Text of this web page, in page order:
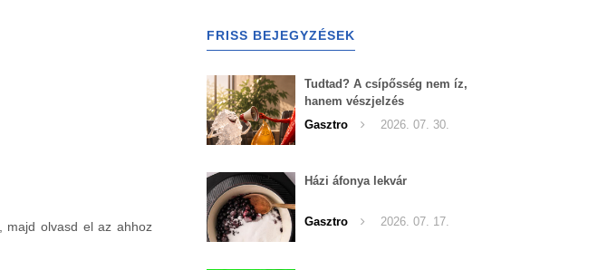
majd olvasd el az ahhoz
FRISS BEJEGYZÉSEK
Tudtad? A csípősség nem íz,
hanem vészjelzés
Gasztro
2026. 07. 30.
Házi áfonya lekvár
Gasztro 2026. 07. 17.